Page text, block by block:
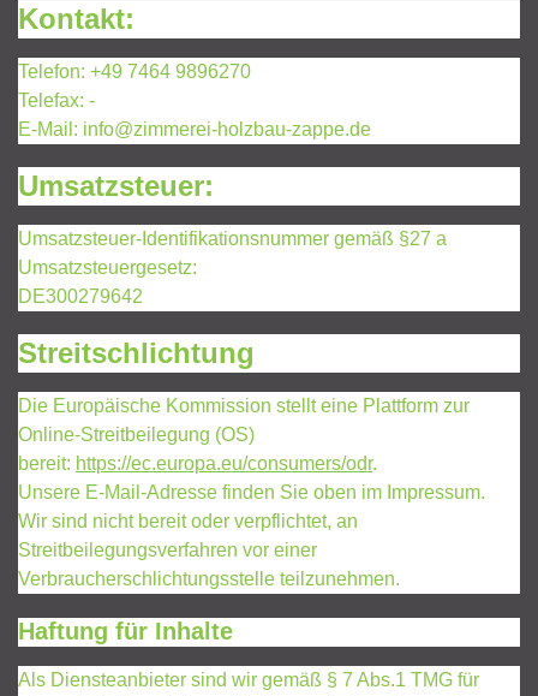
Kontakt:
Telefon: +49 7464 9896270
Telefax: -
E-Mail: info@zimmerei-holzbau-zappe.de
Umsatzsteuer:
Umsatzsteuer-Identifikationsnummer gemäß §27 a
Umsatzsteuergesetz:
DE300279642
Streitschlichtung
Die Europäische Kommission stellt eine Plattform zur
Online-Streitbeilegung (OS)
bereit: https://ec.europa.eu/consumers/odr.
Unsere E-Mail-Adresse finden Sie oben im Impressum.
Wir sind nicht bereit oder verpflichtet, an
Streitbeilegungsverfahren vor einer
Verbraucherschlichtungsstelle teilzunehmen.
Haftung für Inhalte
Als Diensteanbieter sind wir gemäß § 7 Abs.1 TMG für